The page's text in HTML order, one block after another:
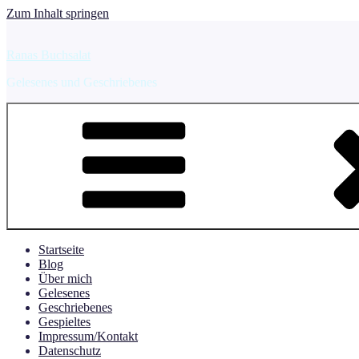
Zum Inhalt springen
Ranas Buchsalat
Gelesenes und Geschriebenes
Startseite
Blog
Über mich
Gelesenes
Geschriebenes
Gespieltes
Impressum/Kontakt
Datenschutz